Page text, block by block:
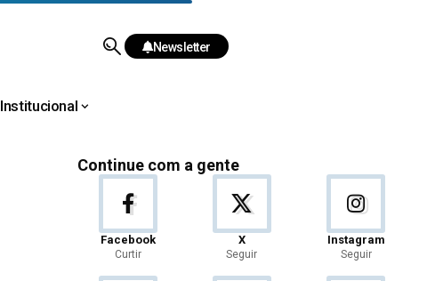
Newsletter
Institucional
Continue com a gente
Facebook
Curtir
X
Seguir
Instagram
Seguir